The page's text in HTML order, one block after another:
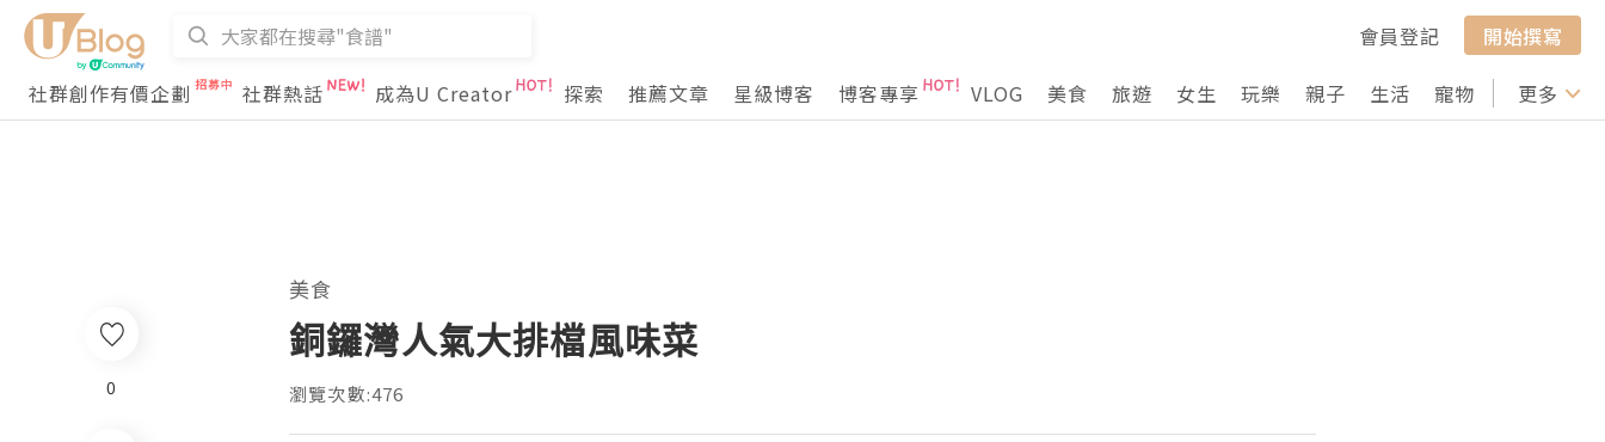
會員登記
開始撰寫
社群創作有價企劃
社群熱話 成為U Creator 探索 推薦文章 星級博客 博客專享 VLOG 美食 旅遊 女生 玩樂 親子 生活 寵物 行山 打卡
更多
0
美食
銅鑼灣人氣大排檔風味菜
瀏覽次數:476